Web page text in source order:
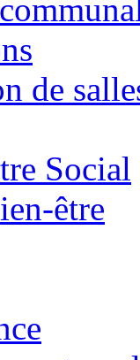
de
Social
être